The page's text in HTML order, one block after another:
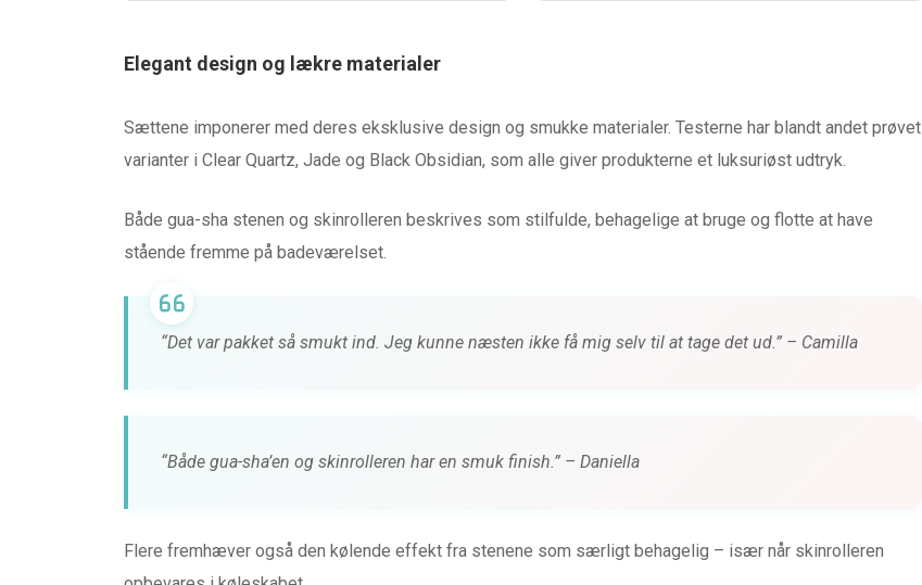
Elegant design og lækre materialer
Sættene imponerer med deres eksklusive design og smukke materialer. Testerne har blandt andet prøvet
varianter i Clear Quartz, Jade og Black Obsidian, som alle giver produkterne et luksuriøst udtryk.
Både gua-sha stenen og skinrolleren beskrives som stilfulde, behagelige at bruge og flotte at have
stående fremme på badeværelset.
“Det var pakket så smukt ind. Jeg kunne næsten ikke få mig selv til at tage det ud.” – Camilla
“Både gua-sha’en og skinrolleren har en smuk finish.” – Daniella
Flere fremhæver også den kølende effekt fra stenene som særligt behagelig – især når skinrolleren